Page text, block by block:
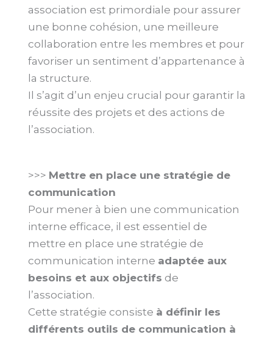
association est primordiale pour assurer
une bonne cohésion, une meilleure
collaboration entre les membres et pour
favoriser un sentiment d’appartenance à
la structure.
Il s’agit d’un enjeu crucial pour garantir la
réussite des projets et des actions de
l’association.
>>> Mettre en place une stratégie de
communication
Pour mener à bien une communication
interne efficace, il est essentiel de
mettre en place une stratégie de
communication interne adaptée aux
besoins et aux objectifs de
l’association.
Cette stratégie consiste à définir les
différents outils de communication à